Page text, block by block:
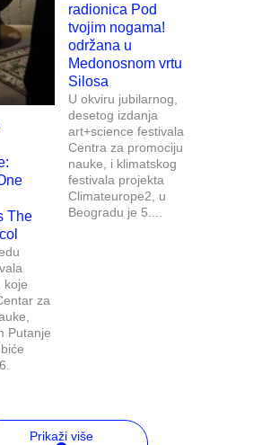
The
koje
za
Putanje
radionica Pod
tvojim nogama!
održana u
Medonosnom vrtu
Silosa
U okviru jubilarnog,
desetog izdanja
art+science festivala
Centra za promociju
nauke, i klimatskog
festivala projekta
Climateurope2, u
Beogradu je 5....
Prikaži više